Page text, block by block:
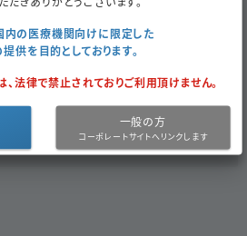
錠１０ｍｇ「ダイト」
エピナスチン
塩酸塩
で探す
内の医療機関向けに限定した
供を目的としております。
法律で禁止されておりご利用頂けません。
一般の方